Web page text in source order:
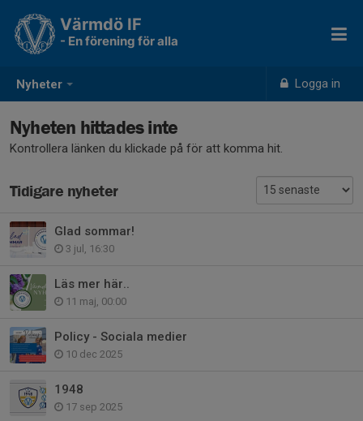
Nyheter Logga in
Värmdö IF
- En förening för alla
Nyheten hittades inte
Kontrollera länken du klickade på för att komma hit.
Tidigare nyheter
Glad sommar!
3 jul, 16:30
Läs mer här..
11 maj, 00:00
Policy - Sociala medier
10 dec 2025
1948
17 sep 2025